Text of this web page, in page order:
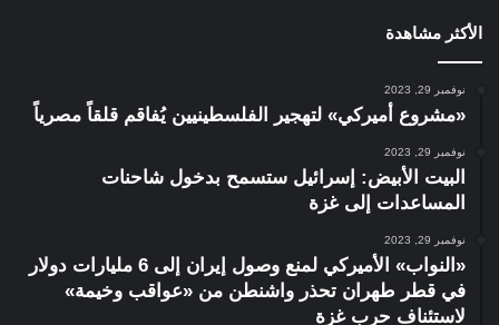
الأكثر مشاهدة
نوفمبر 29, 2023
«مشروع أميركي» لتهجير الفلسطينيين يُفاقم قلقاً مصرياً
نوفمبر 29, 2023
البيت الأبيض: إسرائيل ستسمح بدخول شاحنات
المساعدات إلى غزة
نوفمبر 29, 2023
«النواب» الأميركي لمنع وصول إيران إلى 6 مليارات دولار
في قطر طهران تحذر واشنطن من «عواقب وخيمة»
لاستئناف حرب غزة